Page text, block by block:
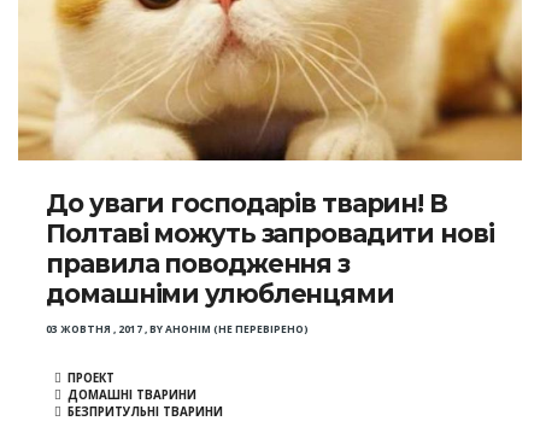
До уваги господарів тварин! В
Полтаві можуть запровадити нові
правила поводження з
домашніми улюбленцями
03 ЖОВТНЯ , 2017,BYАНОНІМ (НЕ ПЕРЕВІРЕНО)
ПРОЕКТ
ДОМАШНІ ТВАРИНИ
БЕЗПРИТУЛЬНІ ТВАРИНИ